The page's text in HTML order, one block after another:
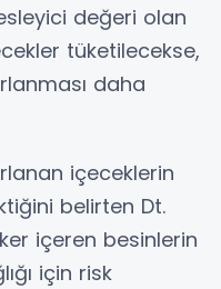
değeri olan
tüketilecekse,
daha
içeceklerin
belirten Dt.
içeren besinlerin
için risk